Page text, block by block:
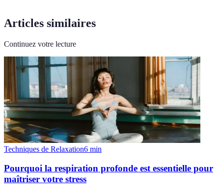
Articles similaires
Continuez votre lecture
Techniques de Relaxation6 min
Pourquoi la respiration profonde est essentielle pour
maîtriser votre stress